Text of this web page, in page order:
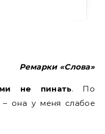
Ремарки «Слова»
не пинать. По
она у меня слабое